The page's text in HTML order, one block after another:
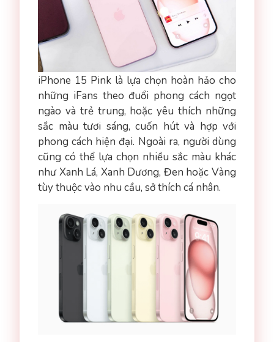
iPhone 15 Pink là lựa chọn hoàn hảo cho
những iFans theo đuổi phong cách ngọt
ngào và trẻ trung, hoặc yêu thích những
sắc màu tươi sáng, cuốn hút và hợp với
phong cách hiện đại. Ngoài ra, người dùng
cũng có thể lựa chọn nhiều sắc màu khác
như Xanh Lá, Xanh Dương, Đen hoặc Vàng
tùy thuộc vào nhu cầu, sở thích cá nhân.